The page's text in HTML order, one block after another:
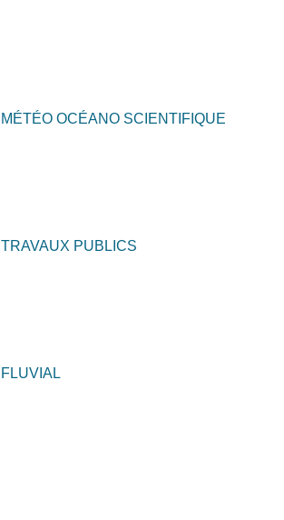
MÉTÉO OCÉANO SCIENTIFIQUE
TRAVAUX PUBLICS
FLUVIAL